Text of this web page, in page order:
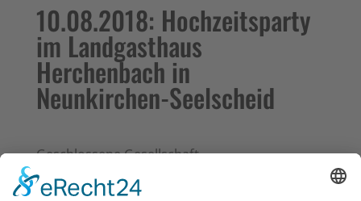
10.08.2018: Hochzeitsparty
im Landgasthaus
Herchenbach in
Neunkirchen-Seelscheid
Geschlossene Gesellschaft
https://www.landgasthaus-herchenbach.de/